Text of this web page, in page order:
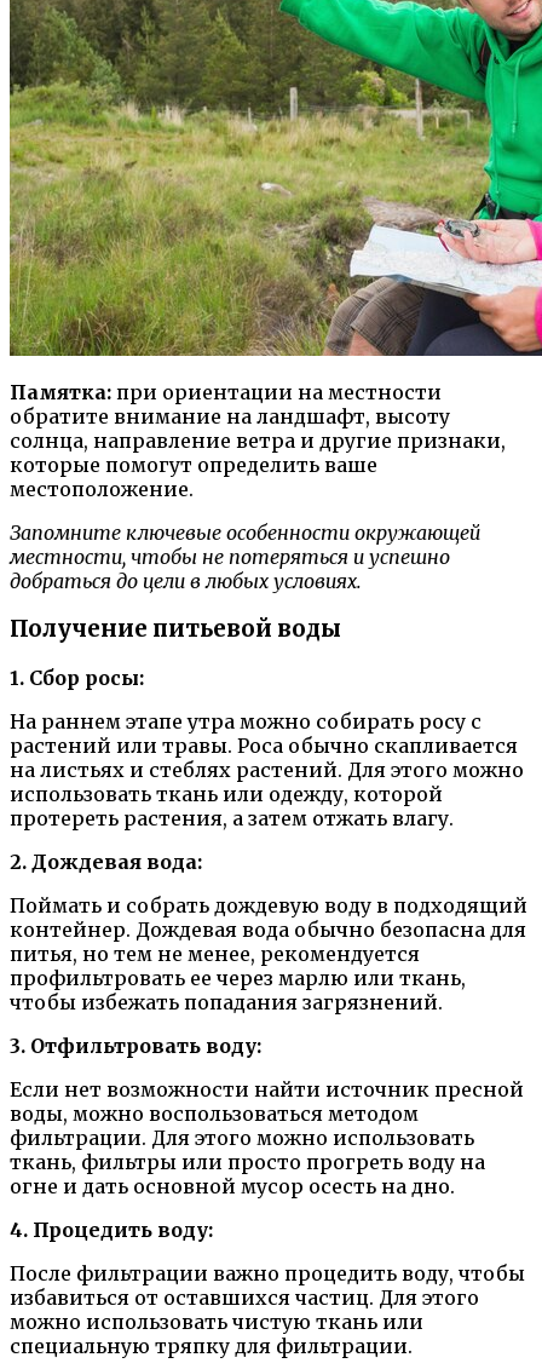
Памятка: при ориентации на местности
обратите внимание на ландшафт, высоту
солнца, направление ветра и другие признаки,
которые помогут определить ваше
местоположение.
Запомните ключевые особенности окружающей
местности, чтобы не потеряться и успешно
добраться до цели в любых условиях.
Получение питьевой воды
1. Сбор росы:
На раннем этапе утра можно собирать росу с
растений или травы. Роса обычно скапливается
на листьях и стеблях растений. Для этого можно
использовать ткань или одежду, которой
протереть растения, а затем отжать влагу.
2. Дождевая вода:
Поймать и собрать дождевую воду в подходящий
контейнер. Дождевая вода обычно безопасна для
питья, но тем не менее, рекомендуется
профильтровать ее через марлю или ткань,
чтобы избежать попадания загрязнений.
3. Отфильтровать воду:
Если нет возможности найти источник пресной
воды, можно воспользоваться методом
фильтрации. Для этого можно использовать
ткань, фильтры или просто прогреть воду на
огне и дать основной мусор осесть на дно.
4. Процедить воду:
После фильтрации важно процедить воду, чтобы
избавиться от оставшихся частиц. Для этого
можно использовать чистую ткань или
специальную тряпку для фильтрации.